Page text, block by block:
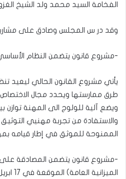
الفخامة السيد محمد ولد الشيخ
وقد در س المجلس وصادق على مشاريع
-مشروع قانون يتضمن النظام
يأتي مشروع القانون الحالي ليعيد
طرق ممارستها ويحدد مجال
ويضع آلية للولوج الى المهنة توازن
والاستفادة من تجربة مهنيي التوثيق
الممنوحة للموثق في إطار قيامه
-مشروع قانون يتضمن المصادقة